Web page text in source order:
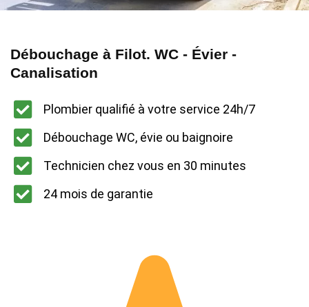
Débouchage à Filot. WC - Évier -
Canalisation
Plombier qualifié à votre service 24h/7
Débouchage WC, évie ou baignoire
Technicien chez vous en 30 minutes
24 mois de garantie